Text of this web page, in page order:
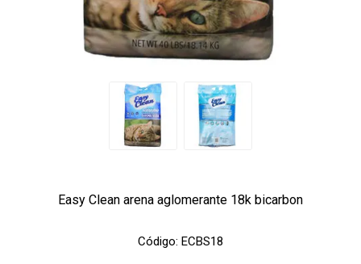
Easy Clean arena aglomerante 18k bicarbon
Código: ECBS18